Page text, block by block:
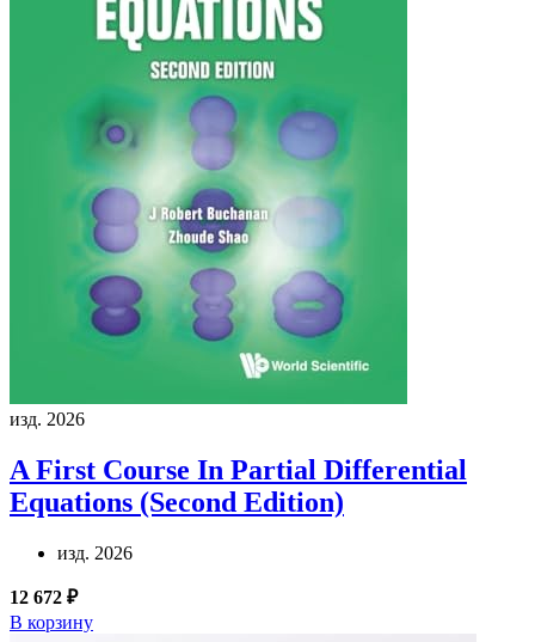
изд. 2026
A First Course In Partial Differential
Equations (Second Edition)
изд. 2026
12 672 ₽
В корзину